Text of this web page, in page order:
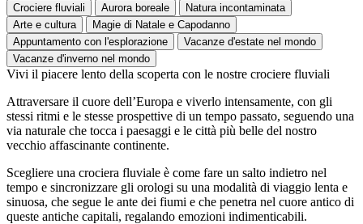
Crociere fluviali Aurora boreale
Natura incontaminata
Arte e cultura
Magie di Natale e Capodanno
Appuntamento con l'esplorazione
Vacanze d'estate nel mondo
Vacanze d'inverno nel mondo
Vivi il piacere lento della scoperta con le nostre crociere fluviali
Attraversare il cuore dell’Europa e viverlo intensamente, con gli
stessi ritmi e le stesse prospettive di un tempo passato, seguendo una
via naturale che tocca i paesaggi e le città più belle del nostro
vecchio affascinante continente.
Scegliere una crociera fluviale è come fare un salto indietro nel
tempo e sincronizzare gli orologi su una modalità di viaggio lenta e
sinuosa, che segue le ante dei fiumi e che penetra nel cuore antico di
queste antiche capitali, regalando emozioni indimenticabili.